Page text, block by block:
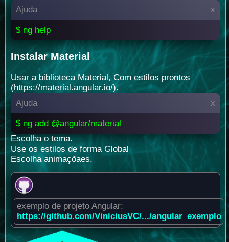
Ajuda
x
$ ng help
Instalar Material
Usar a biblioteca Material, Com estilos prontos
(https://material.angular.io/).
Ajuda
x
$ ng add @angular/material
Escolha o tema.
Use os estilos de forma Global
Escolha animaçõaes.
exemplo de projeto Angular:
https://github.com/ViniciusVC/.../angular_exemplo